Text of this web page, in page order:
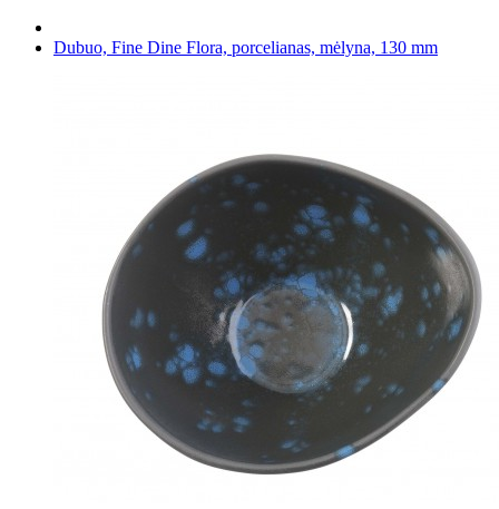
Dubuo, Fine Dine Flora, porcelianas, mėlyna, 130 mm